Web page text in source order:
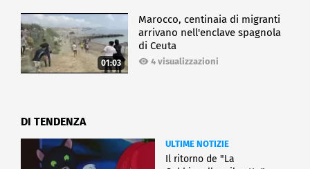
01:03
Marocco, centinaia di migranti
arrivano nell'enclave spagnola
di Ceuta
4 visualizzazioni
DI TENDENZA
ULTIME NOTIZIE
Il ritorno de "La